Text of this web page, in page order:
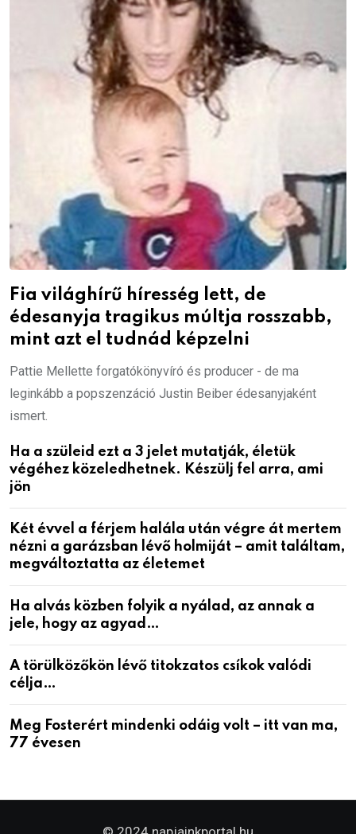
Fia világhírű híresség lett, de
édesanyja tragikus múltja rosszabb,
mint azt el tudnád képzelni
Pattie Mellette forgatókönyvíró és producer - de ma
leginkább a popszenzáció Justin Beiber édesanyjaként
ismert.
Ha a szüleid ezt a 3 jelet mutatják, életük
végéhez közeledhetnek. Készülj fel arra, ami
jön
Két évvel a férjem halála után végre át mertem
nézni a garázsban lévő holmiját – amit találtam,
megváltoztatta az életemet
Ha alvás közben folyik a nyálad, az annak a
jele, hogy az agyad…
A törülközőkön lévő titokzatos csíkok valódi
célja…
Meg Fosterért mindenki odáig volt – itt van ma,
77 évesen